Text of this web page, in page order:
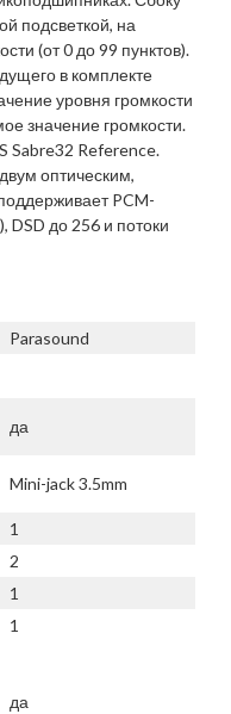
подсветкой, на
(от 0 до 99 пунктов).
в комплекте
уровня громкости
значение громкости.
Sabre32 Reference.
оптическим,
PCM-
DSD до 256 и потоки
Parasound
да
Mini-jack 3.5mm
1
2
1
1
да